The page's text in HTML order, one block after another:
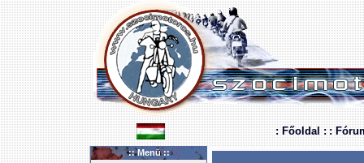
: Főoldal : :
:: Menü ::